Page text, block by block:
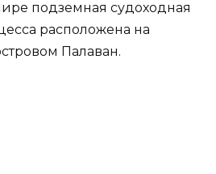
подземная судоходная
расположена на
Палаван.